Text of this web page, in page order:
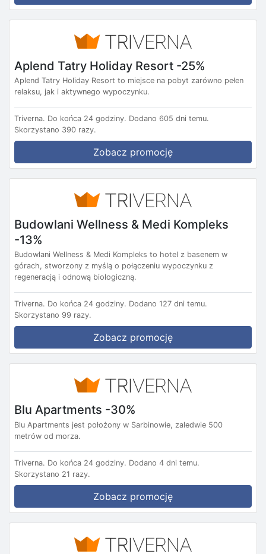
Aplend Tatry Holiday Resort -25%
Aplend Tatry Holiday Resort to miejsce na pobyt zarówno pełen
relaksu, jak i aktywnego wypoczynku.
Triverna. Do końca 24 godziny. Dodano 605 dni temu.
Skorzystano 390 razy.
Zobacz promocję
Budowlani Wellness & Medi Kompleks
-13%
Budowlani Wellness & Medi Kompleks to hotel z basenem w
górach, stworzony z myślą o połączeniu wypoczynku z
regeneracją i odnową biologiczną.
Triverna. Do końca 24 godziny. Dodano 127 dni temu.
Skorzystano 99 razy.
Zobacz promocję
Blu Apartments -30%
Blu Apartments jest położony w Sarbinowie, zaledwie 500
metrów od morza.
Triverna. Do końca 24 godziny. Dodano 4 dni temu.
Skorzystano 21 razy.
Zobacz promocję